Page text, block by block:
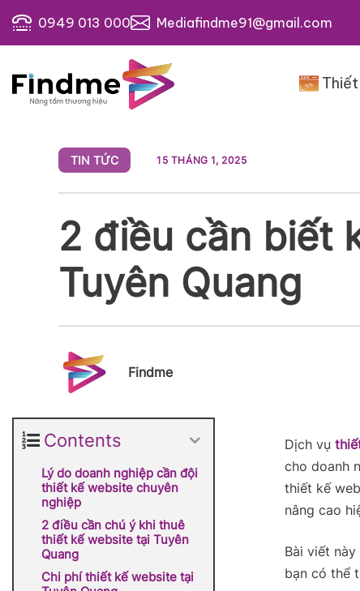
qua
nội
dung
0949 013 000 Mediafindme91@gmail.com
TIN TỨC 15 THÁNG 1, 2025
2 điều cần biết
Tuyên Quang
Findme
Contents
Lý do doanh nghiệp cần đội
thiết kế website chuyên
nghiệp
2 điều cần chú ý khi thuê
thiết kế website tại Tuyên
Quang
Chi phí thiết kế website tại
Dịch vụ
cho doanh
thiết kế
nâng cao
Bài viết
bạn có thể